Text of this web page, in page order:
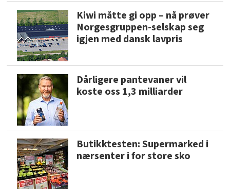
Kiwi måtte gi opp – nå prøver
Norgesgruppen-selskap seg
igjen med dansk lavpris
Dårligere pantevaner vil
koste oss 1,3 milliarder
Butikktesten: Supermarked i
nærsenter i for store sko